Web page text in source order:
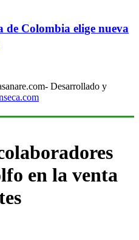
de Colombia elige nueva
Desarrollado y
en la venta